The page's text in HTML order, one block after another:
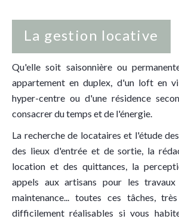
La gestion locative
Qu'elle soit saisonnière ou
appartement en duplex, d'un loft en
hyper-centre ou d'une résidence
consacrer du temps et de l'énergie.
La recherche de locataires et l'étude
des lieux d'entrée et de sortie, la
location et des quittances, la
appels aux artisans pour les
maintenance... toutes ces tâches,
difficilement réalisables si vous